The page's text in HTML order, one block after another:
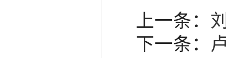
上一条：
下一条：